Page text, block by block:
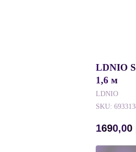
LDNIO
1,6 м
LDNIO
SKU:
1690,00